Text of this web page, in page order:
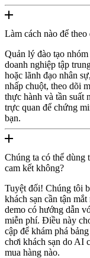
Làm cách nào để
Quản lý đào tạo
doanh nghiệp tập
hoặc lãnh đạo nhân
nhấp chuột, theo dõi
thực hành và tần suất
trực quan để chứng
bạn.
Chúng ta có thể dùng
cam kết không?
Tuyệt đối! Chúng tôi
khách sạn cần tận
demo có hướng dẫn
miễn phí. Điều này
cập để khám phá
chơi khách sạn do AI
mua hàng nào.